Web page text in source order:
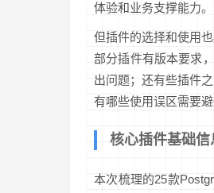
体验和业务支撑能力。
但插件的选择和使用
部分插件有版本要求
出问题；还有些插件
有哪些使用误区需要避
核心插件基础信
本次梳理的25款